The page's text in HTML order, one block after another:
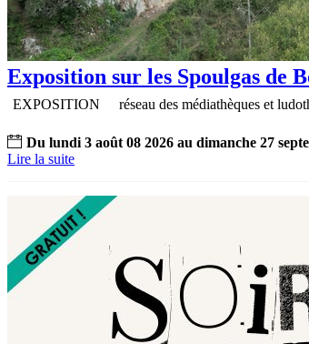
Exposition sur les Spoulgas de
EXPOSITION réseau des médiathèques et
Du lundi 3 août 08 2026 au dimanche 27
Lire la suite